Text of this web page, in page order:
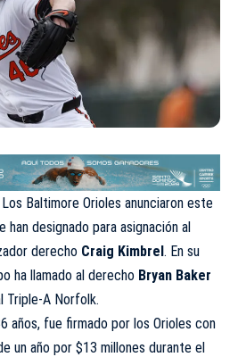
Baltimore Orioles anunciaron este
han designado para asignación al
derecho Craig Kimbrel. En su
ha llamado al derecho Bryan Baker
Triple-A Norfolk.
años, fue firmado por los Orioles con
un año por $13 millones durante el